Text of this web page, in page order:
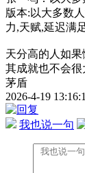
版本:以大多数
力,天赋,延迟满
天分高的人如
其成就也不会
茅盾
2026-4-19
我也说一句